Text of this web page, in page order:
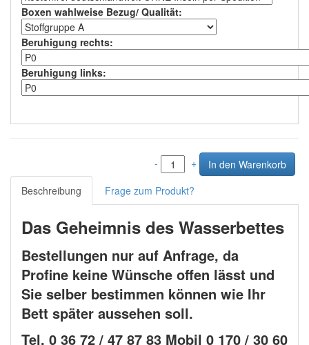
Boxen wahlweise Bezug/ Qualität:
Beruhigung rechts:
Beruhigung links:
- +
Beschreibung Frage zum Produkt?
Das Geheimnis des Wasserbettes
Bestellungen nur auf Anfrage, da
Profine keine Wünsche offen lässt und
Sie selber bestimmen können wie Ihr
Bett später aussehen soll.
Tel. 0 36 72 / 47 87 83 Mobil 0 170 / 30 60